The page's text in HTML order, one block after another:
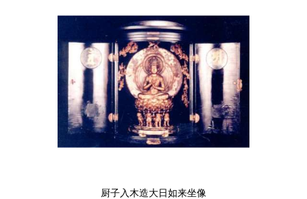
厨子入木造大日如来坐像